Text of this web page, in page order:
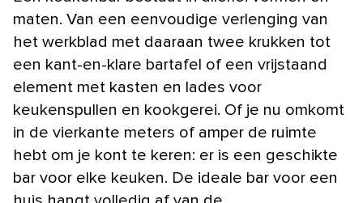
maten. Van een eenvoudige verlenging van
het werkblad met daaraan twee krukken tot
een kant-en-klare bartafel of een vrijstaand
element met kasten en lades voor
keukenspullen en kookgerei. Of je nu omkomt
in de vierkante meters of amper de ruimte
hebt om je kont te keren: er is een geschikte
bar voor elke keuken. De ideale bar voor een